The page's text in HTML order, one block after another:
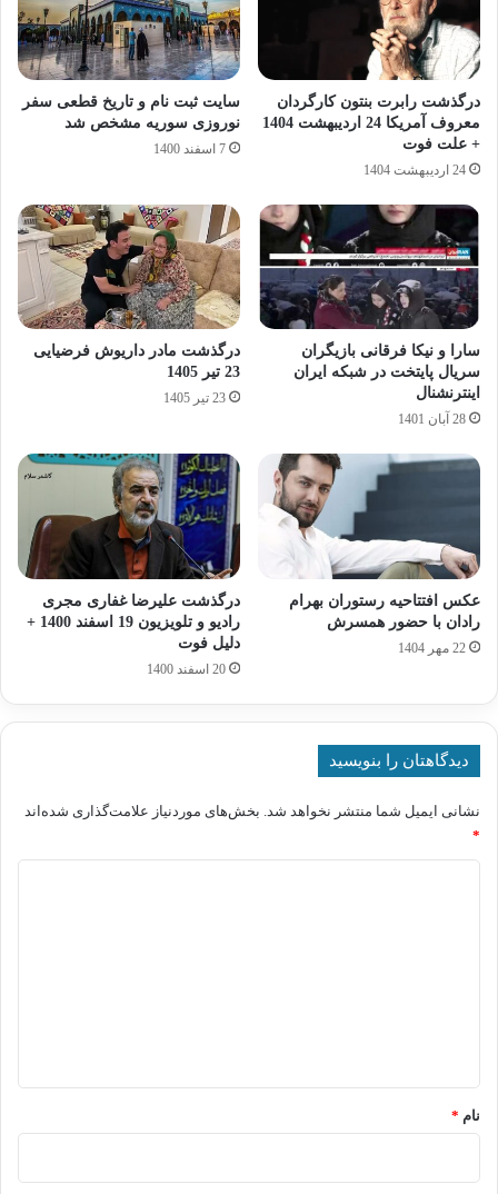
درگذشت رابرت بنتون کارگردان
معروف آمریکا 24 اردیبهشت 1404
+ علت فوت
24 اردیبهشت 1404
سایت ثبت نام و تاریخ قطعی سفر
نوروزی سوریه مشخص شد
7 اسفند 1400
سارا و نیکا فرقانی بازیگران
سریال پایتخت در شبکه ایران
اینترنشنال
28 آبان 1401
درگذشت مادر داریوش فرضیایی
23 تیر 1405
23 تیر 1405
عکس افتتاحیه رستوران بهرام
رادان با حضور همسرش
22 مهر 1404
درگذشت علیرضا غفاری مجری
رادیو و تلویزیون 19 اسفند 1400 +
دلیل فوت
20 اسفند 1400
دیدگاهتان را بنویسید
نشانی ایمیل شما منتشر نخواهد شد. بخش‌های موردنیاز علامت‌گذاری شده‌اند
*
نام *